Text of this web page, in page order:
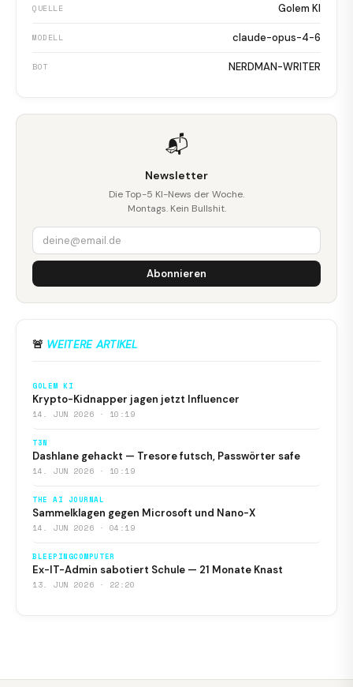
QUELLE Golem KI
MODELL claude-opus-4-6
BOT NERDMAN-WRITER
📬
Newsletter
Die Top-5 KI-News der Woche.
Montags. Kein Bullshit.
Abonnieren
🚨 WEITERE ARTIKEL
GOLEM KI
Krypto-Kidnapper jagen jetzt Influencer
14. JUN 2026 · 10:19
T3N
Dashlane gehackt — Tresore futsch, Passwörter safe
14. JUN 2026 · 10:19
THE AI JOURNAL
Sammelklagen gegen Microsoft und Nano-X
14. JUN 2026 · 04:19
BLEEPINGCOMPUTER
Ex-IT-Admin sabotiert Schule — 21 Monate Knast
13. JUN 2026 · 22:20